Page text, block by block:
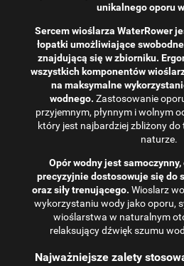
unikalnego oporu
Sercem wioślarza WaterRower
łopatki umożliwiające
znajdującą się w zbiorniku.
wszystkich komponentów
na maksymalne
wodnego. Zastosowanie
przyjemnym, płynnym i wolnym
który jest najbardziej zbliżony
naturze.
Opór wodny jest samoczynny,
precyzyjnie dostosowuje się do
oraz siły trenującego. Wioslarz
wykorzystaniu wody jako oporu,
wioślarstwa w naturalnym
relaksujący dźwięk szumu
Najważniejsze zalety